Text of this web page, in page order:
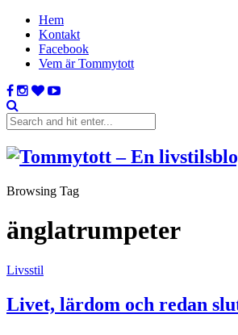
Hem
Kontakt
Facebook
Vem är Tommytott
Browsing Tag
änglatrumpeter
Livsstil
Livet, lärdom och redan